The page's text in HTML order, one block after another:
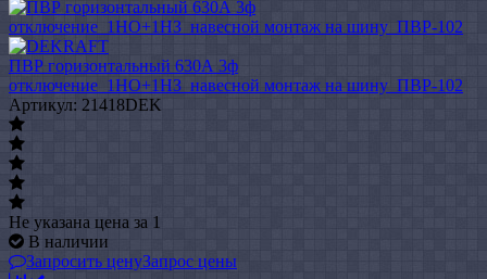
ПВР горизонтальный 630А 3ф
отключение_1НО+1НЗ_навесной монтаж на шину_ПВР-102
Артикул: 21418DEK
Не указана цена за 1
В наличии
Запросить ценуЗапрос цены